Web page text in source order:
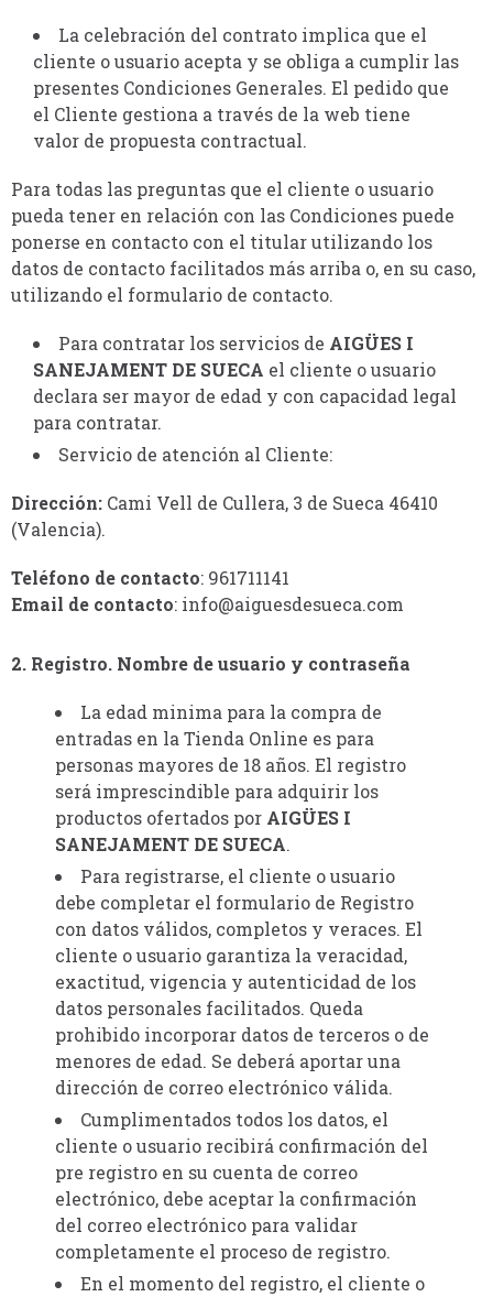
La celebración del contrato implica que el
cliente o usuario acepta y se obliga a cumplir las
presentes Condiciones Generales. El pedido que
el Cliente gestiona a través de la web tiene
valor de propuesta contractual.
Para todas las preguntas que el cliente o usuario
pueda tener en relación con las Condiciones puede
ponerse en contacto con el titular utilizando los
datos de contacto facilitados más arriba o, en su caso,
utilizando el formulario de contacto.
Para contratar los servicios de AIGÜES I
SANEJAMENT DE SUECA el cliente o usuario
declara ser mayor de edad y con capacidad legal
para contratar.
Servicio de atención al Cliente:
Dirección: Cami Vell de Cullera, 3 de Sueca 46410
(Valencia).
Teléfono de contacto: 961711141
Email de contacto: info@aiguesdesueca.com
2. Registro. Nombre de usuario y contraseña
La edad minima para la compra de
entradas en la Tienda Online es para
personas mayores de 18 años. El registro
será imprescindible para adquirir los
productos ofertados por AIGÜES I
SANEJAMENT DE SUECA.
Para registrarse, el cliente o usuario
debe completar el formulario de Registro
con datos válidos, completos y veraces. El
cliente o usuario garantiza la veracidad,
exactitud, vigencia y autenticidad de los
datos personales facilitados. Queda
prohibido incorporar datos de terceros o de
menores de edad. Se deberá aportar una
dirección de correo electrónico válida.
Cumplimentados todos los datos, el
cliente o usuario recibirá confirmación del
pre registro en su cuenta de correo
electrónico, debe aceptar la confirmación
del correo electrónico para validar
completamente el proceso de registro.
En el momento del registro, el cliente o